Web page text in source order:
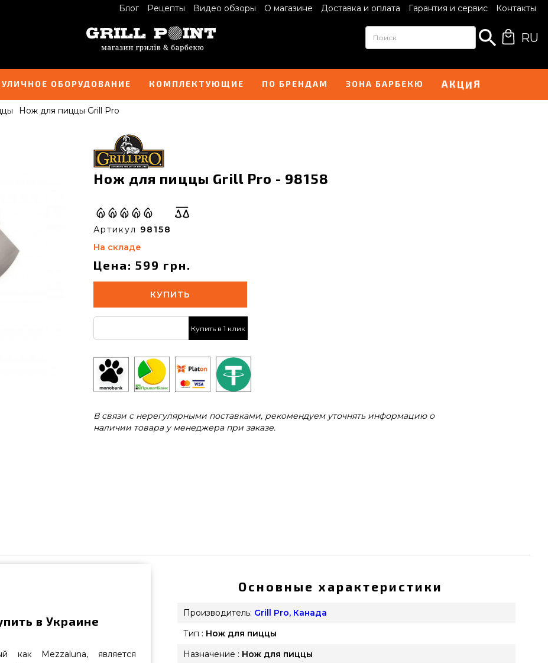
Блог Рецепты Видео обзоры О магазине Доставка и оплата Гарантия и сервис Контакты
RU
УЛИЧНОЕ ОБОРУДОВАНИЕ КОМПЛЕКТУЮЩИЕ ПО БРЕНДАМ ЗОНА БАРБЕКЮ АКЦИЯ
Нож для пиццы Grill Pro
Нож для пиццы Grill Pro - 98158
Артикул 98158
На складе
Цена: 599 грн.
КУПИТЬ
Купить в 1 клик
В связи с нерегулярными поставками, рекомендуем уточнять информацию о
наличии товара у менеджера при заказе.
в Украине
Mezzaluna, является
Основные характеристики
Производитель: Grill Pro, Канада
Тип : Нож для пиццы
Назначение : Нож для пиццы